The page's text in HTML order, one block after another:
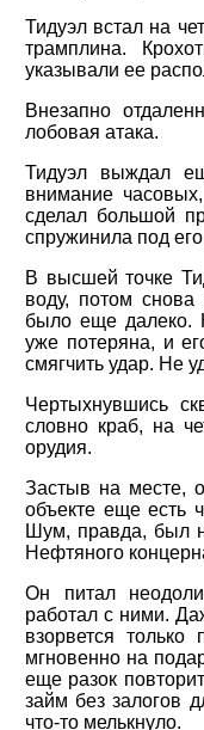
Тидуэл встал на
трамплина.
указывали ее
Внезапно
лобовая атака.
Тидуэл выждал
внимание
сделал большой
спружинила под
В высшей точке
воду, потом
было еще далеко.
уже потеряна, и
смягчить удар. Не
Чертыхнувшись
словно краб, на
орудия.
Застыв на месте,
объекте еще есть
Шум, правда, был
Нефтяного
Он питал
работал с ними.
взорвется
мгновенно на
еще разок
займ без залогов
что-то мелькнуло.